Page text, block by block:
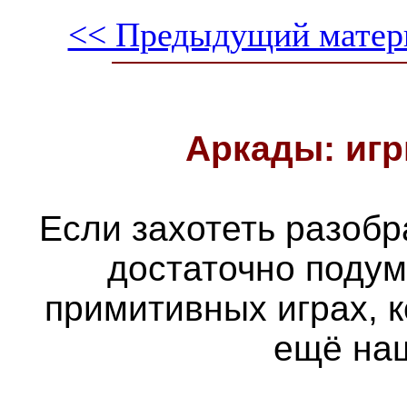
<< Предыдущий
Аркады:
Если захотеть
достаточно
примитивных играх,
ещё